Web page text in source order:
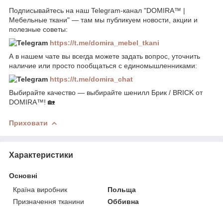
Подписывайтесь на наш Telegram-канал "DOMIRA™ |
Мебельные ткани" — там мы публикуем новости, акции и
полезные советы:
https://t.me/domira_mebel_tkani
А в нашем чате вы всегда можете задать вопрос, уточнить
наличие или просто пообщаться с единомышленниками:
https://t.me/domira_chat
Выбирайте качество — выбирайте шенилл Брик / BRICK от
DOMIRA™! 🏡
Приховати
Характеристики
Основні
Країна виробник
Польща
Призначення тканини
Оббивна